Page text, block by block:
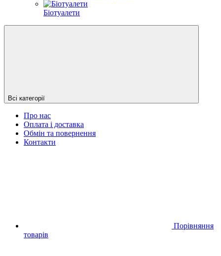
Біотуалети
Всі категорії
Про нас
Оплата і доставка
Обмін та повернення
Контакти
Порівняння
товарів